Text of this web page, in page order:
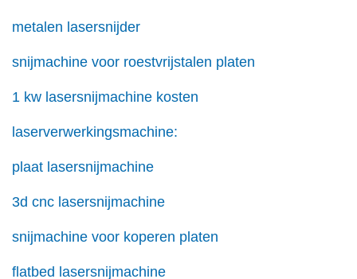
metalen lasersnijder
snijmachine voor roestvrijstalen platen
1 kw lasersnijmachine kosten
laserverwerkingsmachine:
plaat lasersnijmachine
3d cnc lasersnijmachine
snijmachine voor koperen platen
flatbed lasersnijmachine